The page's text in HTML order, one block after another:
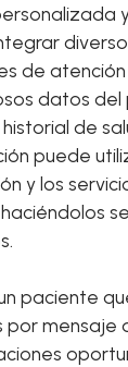
de
datos
de
puede
y los
paciente
por mensaje